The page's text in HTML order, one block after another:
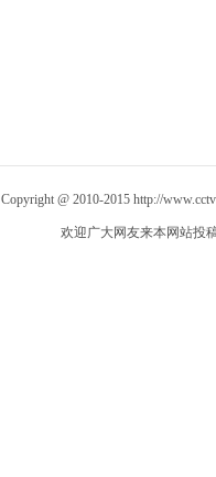
Copyright @ 2010-2015http://
欢迎广大网友来本网站投